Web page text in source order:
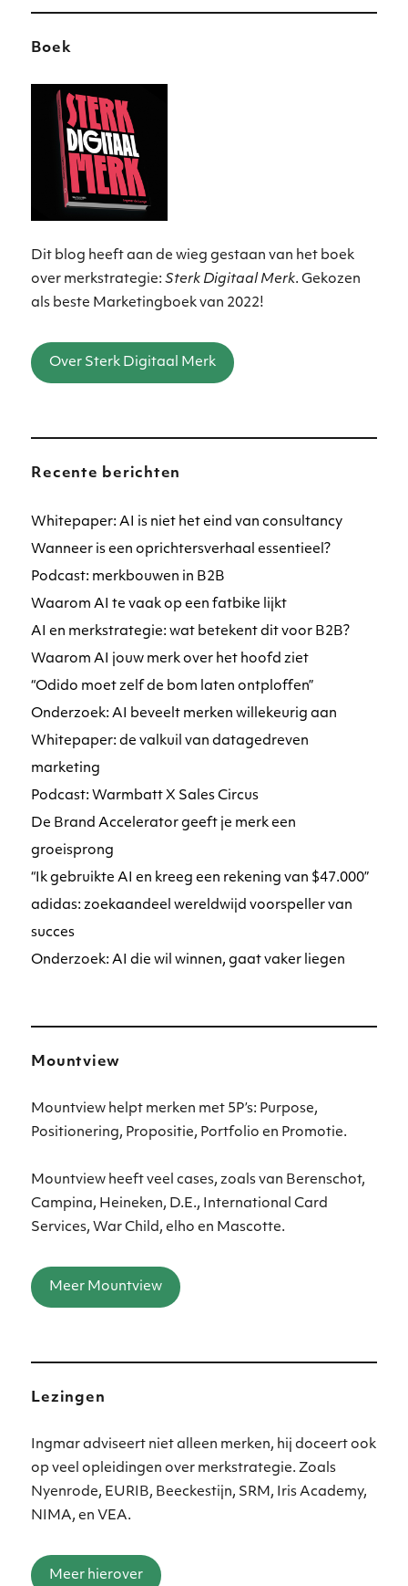
Boek
Dit blog heeft aan de wieg gestaan van het boek
over merkstrategie:Sterk Digitaal Merk. Gekozen
als beste Marketingboek van 2022!
Over Sterk Digitaal Merk
Recente berichten
Whitepaper: AI is niet het eind van consultancy
Wanneer is een oprichtersverhaal essentieel?
Podcast: merkbouwen in B2B
Waarom AI te vaak op een fatbike lijkt
AI en merkstrategie: wat betekent dit voor B2B?
Waarom AI jouw merk over het hoofd ziet
“Odido moet zelf de bom laten ontploffen”
Onderzoek: AI beveelt merken willekeurig aan
Whitepaper: de valkuil van datagedreven
marketing
Podcast: Warmbatt X Sales Circus
De Brand Accelerator geeft je merk een
groeisprong
“Ik gebruikte AI en kreeg een rekening van $47.000”
adidas: zoekaandeel wereldwijd voorspeller van
succes
Onderzoek: AI die wil winnen, gaat vaker liegen
Mountview
Mountview helpt merken met 5P’s: Purpose,
Positionering, Propositie, Portfolio en Promotie.
Mountview heeft veel cases, zoals van Berenschot,
Campina, Heineken, D.E., International Card
Services, War Child, elho en Mascotte.
Meer Mountview
Lezingen
Ingmar adviseert niet alleen merken, hij doceert ook
op veel opleidingen over merkstrategie. Zoals
Nyenrode, EURIB, Beeckestijn, SRM, Iris Academy,
NIMA, en VEA.
Meer hierover